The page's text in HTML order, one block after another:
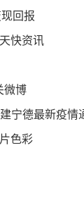
回报
快资讯
微博
宁德最新疫情
色彩